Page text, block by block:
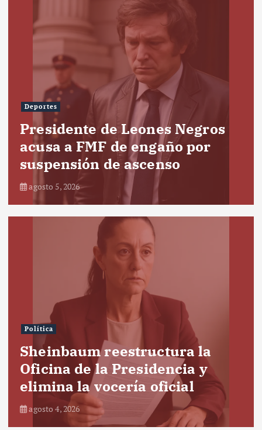
Deportes
Presidente de Leones Negros
acusa a FMF de engaño por
suspensión de ascenso
agosto 5, 2026
Política
Sheinbaum reestructura la
Oficina de la Presidencia y
elimina la vocería oficial
agosto 4, 2026